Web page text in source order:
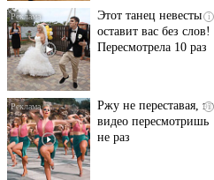
Этот танец невесты
оставит вас без слов!
Пересмотрела 10 раз
Ржу не переставая, это
видео пересмотришь
не раз